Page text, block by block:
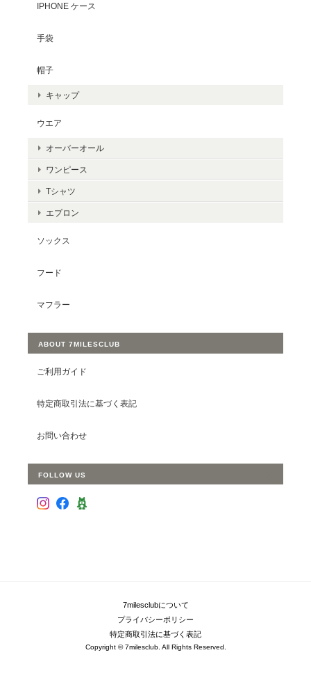
IPHONE ケース
手袋
帽子
キャップ
ウエア
オーバーオール
ワンピース
Tシャツ
エプロン
ソックス
フード
マフラー
ABOUT 7MILESCLUB
ご利用ガイド
特定商取引法に基づく表記
お問い合わせ
FOLLOW US
7milesclubについて
プライバシーポリシー
特定商取引法に基づく表記
Copyright © 7milesclub. All Rights Reserved.